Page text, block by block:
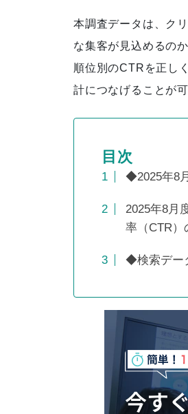
蓄
マ
ス
ネ
本調査データは、ク
な集客が見込めるの
順位別のCTRを正し
計につなげることが
目次
◆2025年8
2025年8月
率（CTR）
◆検索デー
今す